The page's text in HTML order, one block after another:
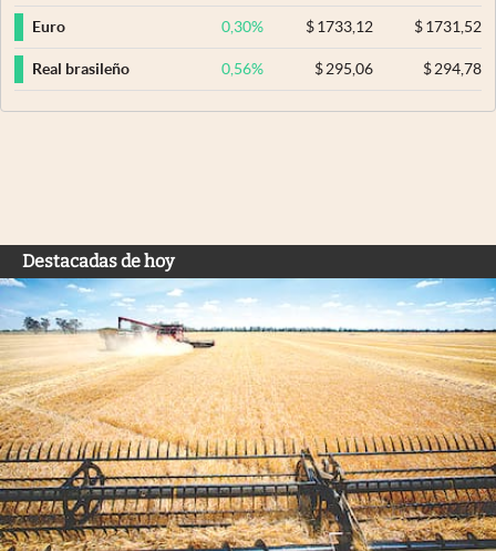
Euro 0,30% $ 1733,12 $1731,52
Real brasileño 0,56% $ 295,06 $294,78
Destacadas de hoy